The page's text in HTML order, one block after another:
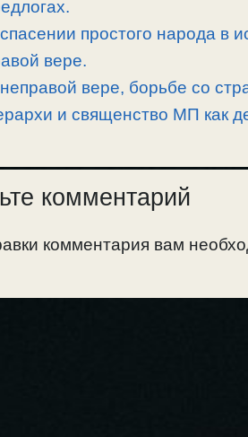
простого народа в
вере.
вере, борьбе со
и священство МП как
комментарий
комментария вам